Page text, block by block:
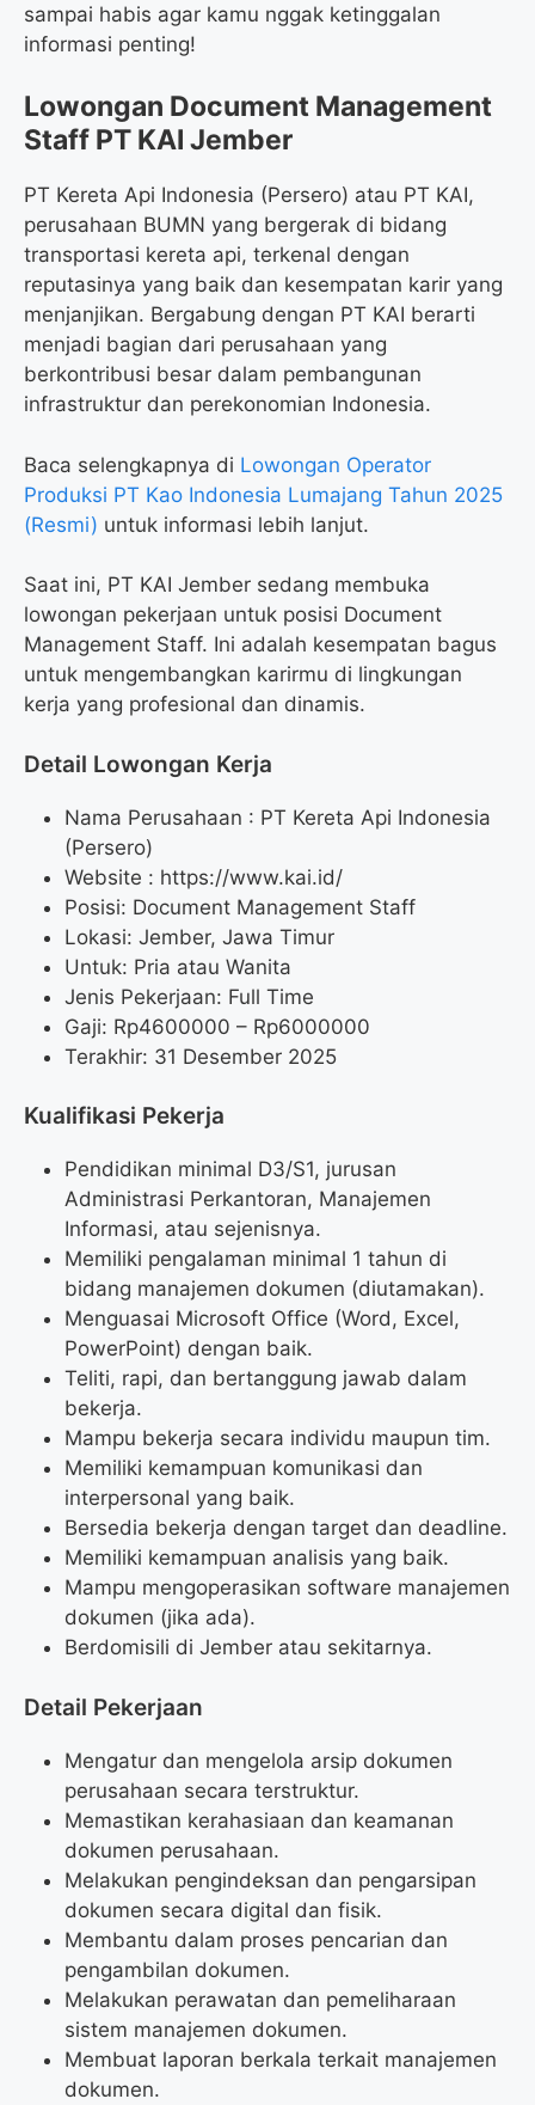
sampai habis agar kamu nggak ketinggalan
informasi penting!
Lowongan Document Management
Staff PT KAI Jember
PT Kereta Api Indonesia (Persero) atau PT KAI,
perusahaan BUMN yang bergerak di bidang
transportasi kereta api, terkenal dengan
reputasinya yang baik dan kesempatan karir yang
menjanjikan. Bergabung dengan PT KAI berarti
menjadi bagian dari perusahaan yang
berkontribusi besar dalam pembangunan
infrastruktur dan perekonomian Indonesia.
Baca selengkapnya di Lowongan Operator
Produksi PT Kao Indonesia Lumajang Tahun 2025
(Resmi) untuk informasi lebih lanjut.
Saat ini, PT KAI Jember sedang membuka
lowongan pekerjaan untuk posisi Document
Management Staff. Ini adalah kesempatan bagus
untuk mengembangkan karirmu di lingkungan
kerja yang profesional dan dinamis.
Detail Lowongan Kerja
Nama Perusahaan : PT Kereta Api Indonesia
(Persero)
Website : https://www.kai.id/
Posisi: Document Management Staff
Lokasi: Jember, Jawa Timur
Untuk: Pria atau Wanita
Jenis Pekerjaan: Full Time
Gaji: Rp4600000 – Rp6000000
Terakhir: 31 Desember 2025
Kualifikasi Pekerja
Pendidikan minimal D3/S1, jurusan
Administrasi Perkantoran, Manajemen
Informasi, atau sejenisnya.
Memiliki pengalaman minimal 1 tahun di
bidang manajemen dokumen (diutamakan).
Menguasai Microsoft Office (Word, Excel,
PowerPoint) dengan baik.
Teliti, rapi, dan bertanggung jawab dalam
bekerja.
Mampu bekerja secara individu maupun tim.
Memiliki kemampuan komunikasi dan
interpersonal yang baik.
Bersedia bekerja dengan target dan deadline.
Memiliki kemampuan analisis yang baik.
Mampu mengoperasikan software manajemen
dokumen (jika ada).
Berdomisili di Jember atau sekitarnya.
Detail Pekerjaan
Mengatur dan mengelola arsip dokumen
perusahaan secara terstruktur.
Memastikan kerahasiaan dan keamanan
dokumen perusahaan.
Melakukan pengindeksan dan pengarsipan
dokumen secara digital dan fisik.
Membantu dalam proses pencarian dan
pengambilan dokumen.
Melakukan perawatan dan pemeliharaan
sistem manajemen dokumen.
Membuat laporan berkala terkait manajemen
dokumen.